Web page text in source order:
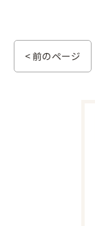
< 前のページ